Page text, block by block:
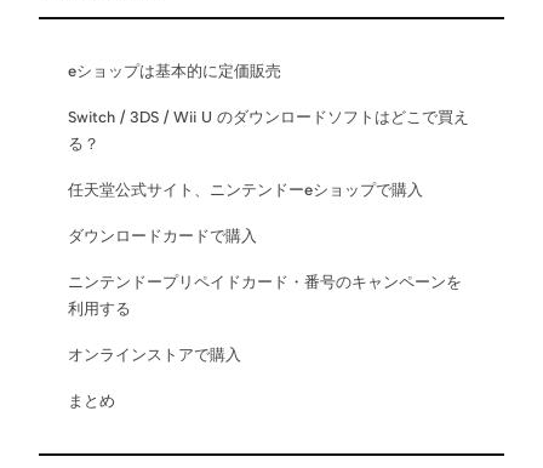
eショップは基本的に定価販売
Switch / 3DS / Wii U のダウンロードソフトはどこで買え
る？
任天堂公式サイト、ニンテンドーeショップで購入
ダウンロードカードで購入
ニンテンドープリペイドカード・番号のキャンペーンを
利用する
オンラインストアで購入
まとめ